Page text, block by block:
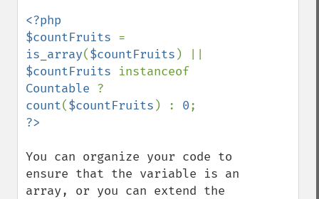
<?php
$countFruits
is_array($countFruits
$countFruits
Countable
count($countFruits ) : 0
You can organize your code to
ensure that the variable is an
array, or you can extend the